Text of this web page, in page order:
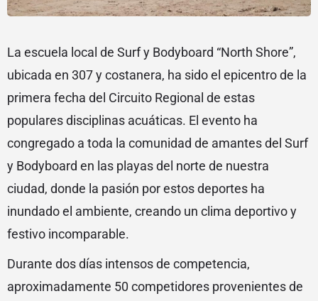
La escuela local de Surf y Bodyboard “North Shore”,
ubicada en 307 y costanera, ha sido el epicentro de la
primera fecha del Circuito Regional de estas
populares disciplinas acuáticas. El evento ha
congregado a toda la comunidad de amantes del Surf
y Bodyboard en las playas del norte de nuestra
ciudad, donde la pasión por estos deportes ha
inundado el ambiente, creando un clima deportivo y
festivo incomparable.
Durante dos días intensos de competencia,
aproximadamente 50 competidores provenientes de